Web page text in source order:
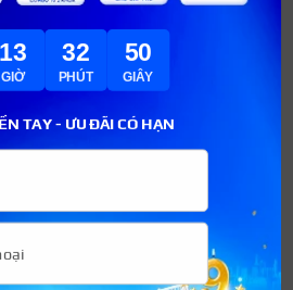
Bỏ danh hiệu học sinh tiên tiến
định cũ, vẫn tính điểm và xếp
hiệu học sinh tiên tiến.
tiên tiến THPT năm 2024 –
TAY - ƯU ĐÃI CÓ HẠN
13
GIỜ
32
PHÚT
49
GIÂY